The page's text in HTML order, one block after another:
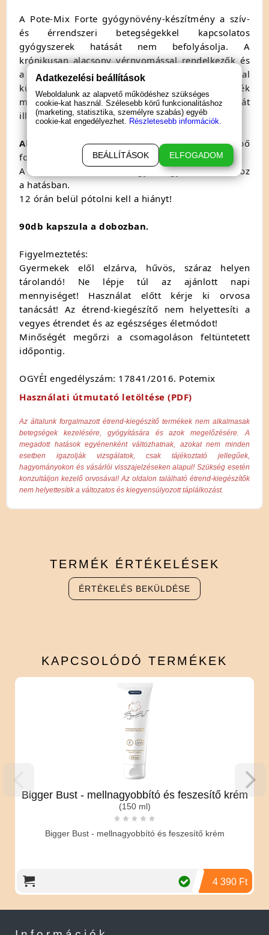
A Pote-Mix Forte gyógynövény-készítmény a szív-
és érrendszeri betegségekkel kapcsolatos
gyógyszerek hatását nem befolyásolja. A
krónikusan alacsony vérnyomással rendelkezők és
a vérhígítót szedők, vércukorszint problémákkal
küzdők és egyéb betegségben szenvedők kérdezzék
meg orvosuk véleményét a termék használatát
illetően!
Alkalmazása:
napi 3 x 1db kapszula bő
folyadékkal.
A rendszertelen szedés, vagy kihagyása zavart okoz
a hatásban.
12 órán belül pótolni kell a hiányt!
90db kapszula a dobozban.
Figyelmeztetés:
Gyermekek elől elzárva, hűvös, száraz helyen
tárolandó! Ne lépje túl az ajánlott napi
mennyiséget! Használat előtt kérje ki orvosa
tanácsát! Az étrend-kiegészítő nem helyettesíti a
vegyes étrendet és az egészséges életmódot!
Minőségét megőrzi a csomagoláson feltüntetett
időpontig.
OGYÉI engedélyszám: 17841/2016. Potemix
Használati útmutató letöltése (PDF)
Az általunk forgalmazott étrend-kiegészítő termékek nem alkalmasak
betegségek kezelésére, gyógyítására és azok megelőzésére. A
megadott hatások egyénenként változhatnak, azokat nem minden
esetben igazolják vizsgálatok, csak tájékoztató jellegűek,
hagyományokon és vásárlói visszajelzéseken alapul! Szükség esetén
konzultáljon kezelő orvosával! Az oldalon található étrend-kiegészítők
nem helyettesítik a változatos és kiegyensúlyozott táplálkozást.
TERMÉK ÉRTÉKELÉSEK
ÉRTÉKELÉS BEKÜLDÉSE
KAPCSOLÓDÓ TERMÉKEK
Bigger Bust - mellnagyobbító és feszesítő krém
(150 ml)
Bigger Bust - mellnagyobbító és feszesítő krém
4 390 Ft
Adatkezelési beállítások
Weboldalunk az alapvető működéshez szükséges
cookie-kat használ. Szélesebb körű funkcionalitáshoz
(marketing, statisztika, személyre szabás) egyéb
cookie-kat engedélyezhet. Részletesebb információk.
BEÁLLÍTÁSOK ELFOGADOM